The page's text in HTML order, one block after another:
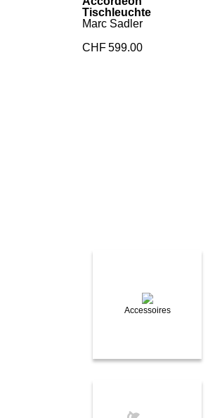
Tischleuchte
Marc Sadler
CHF599.00
Accessoires